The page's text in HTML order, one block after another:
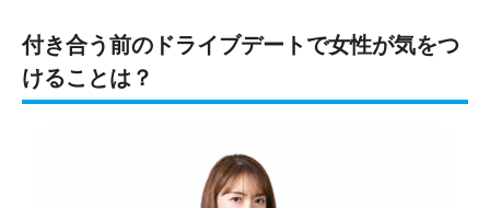
付き合う前のドライブデートで女性が気をつ
けることは？